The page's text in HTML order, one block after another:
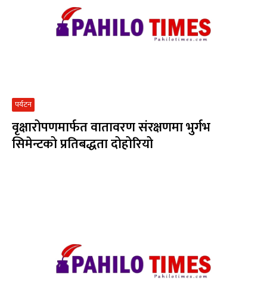
पर्यटन
वृक्षारोपणमार्फत वातावरण संरक्षणमा भुर्गभ
सिमेन्टको प्रतिबद्धता दोहोरियो